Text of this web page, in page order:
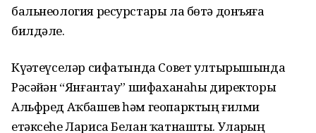
бальнеология ресурстары ла бөтә донъяға
билдәле.
Күҙәтеүселәр сифатында Совет ултырышында
Рәсәйҙән “Янғантау” шифаханаһы директоры
Альфред Аҡбашев һәм геопарктың ғилми
етәксеһе Лариса Белан ҡатнашты. Уларҙың